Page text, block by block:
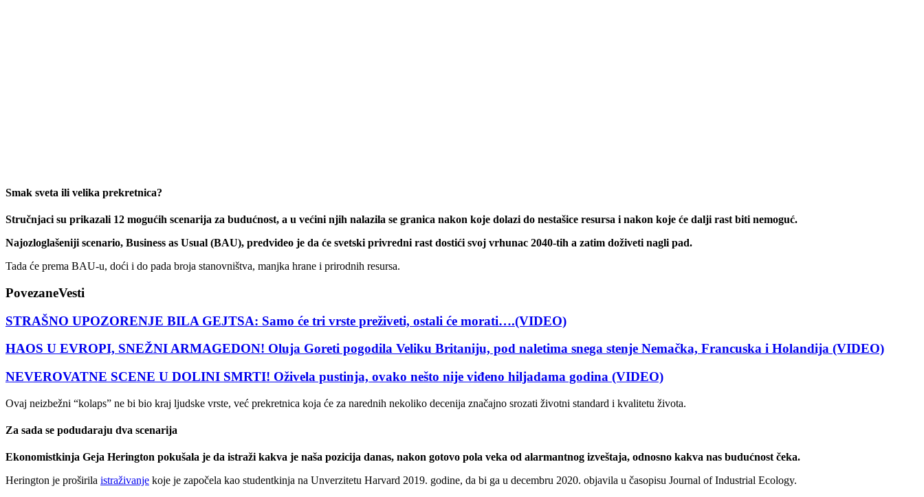
Smak sveta ili velika prekretnica?
Stručnjaci su prikazali 12 mogućih scenarija za budućnost, a u većini njih nalazila se granica nakon koje dolazi do nestašice resursa i nakon koje će dalji rast biti nemoguć.
Najozloglašeniji scenario, Business as Usual (BAU), predvideo je da će svetski privredni rast dostići svoj vrhunac 2040-tih a zatim doživeti nagli pad.
Tada će prema BAU-u, doći i do pada broja stanovništva, manjka hrane i prirodnih resursa.
PovezaneVesti
STRAŠNO UPOZORENJE BILA GEJTSA: Samo će tri vrste preživeti, ostali će morati….(VIDEO)
HAOS U EVROPI, SNEŽNI ARMAGEDON! Oluja Goreti pogodila Veliku Britaniju, pod naletima snega stenje Nemačka, Francuska i Holandija (VIDEO)
NEVEROVATNE SCENE U DOLINI SMRTI! Oživela pustinja, ovako nešto nije viđeno hiljadama godina (VIDEO)
Ovaj neizbežni “kolaps” ne bi bio kraj ljudske vrste, već prekretnica koja će za narednih nekoliko decenija značajno srozati životni standard i kvalitetu života.
Za sada se podudaraju dva scenarija
Ekonomistkinja Geja Herington pokušala je da istraži kakva je naša pozicija danas, nakon gotovo pola veka od alarmantnog izveštaja, odnosno kakva nas budućnost čeka.
Herington je proširila istraživanje koje je započela kao studentkinja na Unverzitetu Harvard 2019. godine, da bi ga u decembru 2020. objavila u časopisu Journal of Industrial Ecology.